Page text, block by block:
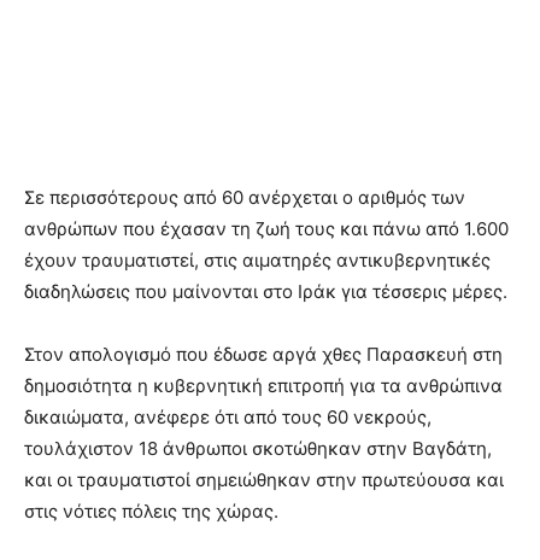
Σε περισσότερους από 60 ανέρχεται ο αριθμός των
ανθρώπων που έχασαν τη ζωή τους και πάνω από 1.600
έχουν τραυματιστεί, στις αιματηρές αντικυβερνητικές
διαδηλώσεις που μαίνονται στο Ιράκ για τέσσερις μέρες.
Στον απολογισμό που έδωσε αργά χθες Παρασκευή στη
δημοσιότητα η κυβερνητική επιτροπή για τα ανθρώπινα
δικαιώματα, ανέφερε ότι από τους 60 νεκρούς,
τουλάχιστον 18 άνθρωποι σκοτώθηκαν στην Βαγδάτη,
και οι τραυματιστοί σημειώθηκαν στην πρωτεύουσα και
στις νότιες πόλεις της χώρας.